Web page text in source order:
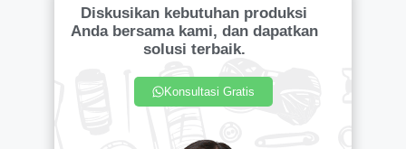
Diskusikan kebutuhan produksi
Anda bersama kami, dan dapatkan
solusi terbaik.
Konsultasi Gratis